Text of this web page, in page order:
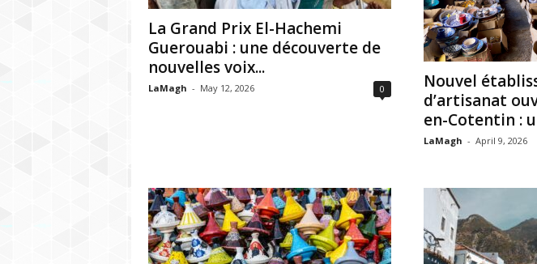
h
e
La Grand Prix El-Hachemi
Guerouabi : une découverte de
nouvelles voix...
LaMagh - May 12, 2026 0
Nouvel
d’artisanat
en-Cotentin :
LaMagh - April 9, 2026